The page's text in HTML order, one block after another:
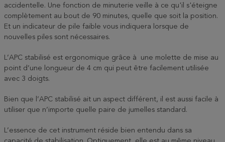
accidentelle. Une fonction de minuterie veille à ce qu'il s'éteigne
complètement au bout de 90 minutes, quelle que soit la position.
Et un indicateur de pile faible vous indiquera lorsque de
nouvelles piles sont nécessaires.
L’APC stabilisé est ergonomique grâce à une molette de mise au
point d’une longueur de 4 cm qui peut être facilement utilisée
avec 3 doigts.
Bien que l’APC stabilisé ait un aspect différent, il est aussi facile à
utiliser que n’importe quelle paire de jumelles standard.
L’essence de cet instrument réside bien entendu dans sa